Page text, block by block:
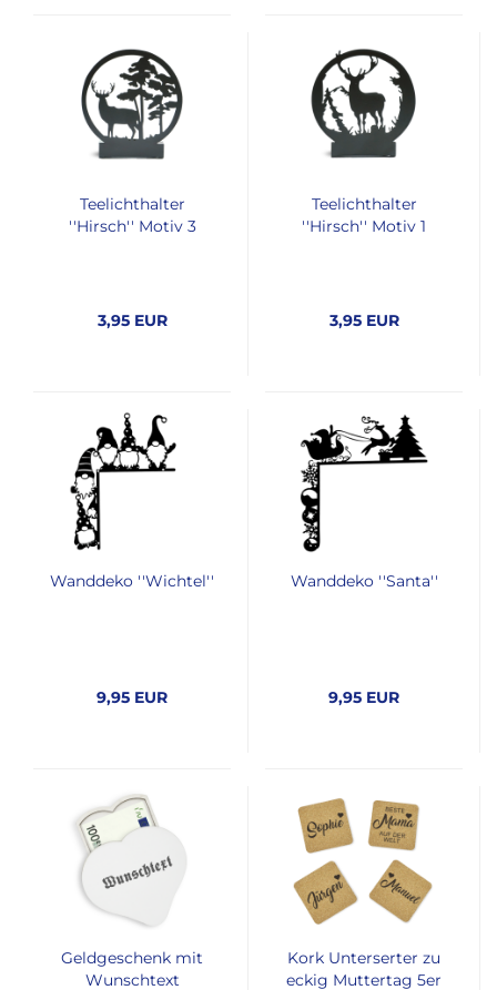
Teelichthalter
''Hirsch'' Motiv 3
3,95 EUR
Teelichthalter
''Hirsch'' Motiv 1
3,95 EUR
Wanddeko ''Wichtel''
9,95 EUR
Wanddeko ''Santa''
9,95 EUR
Geldgeschenk mit
Wunschtext
Kork Unterserter zu
eckig Muttertag 5er